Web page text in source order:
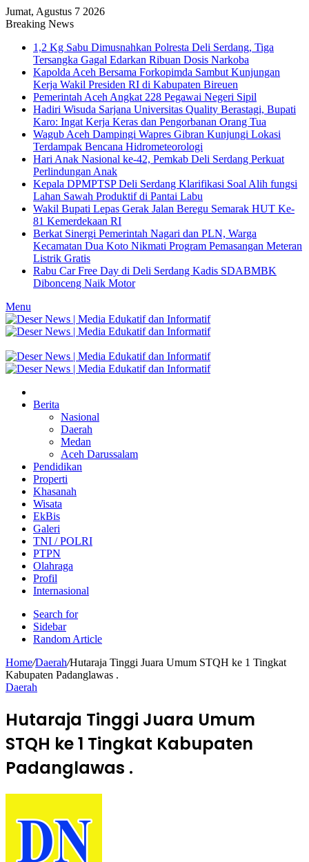
Jumat, Agustus 7 2026
Breaking News
1,2 Kg Sabu Dimusnahkan Polresta Deli Serdang, Tiga
Tersangka Gagal Edarkan Ribuan Dosis Narkoba
Kapolda Aceh Bersama Forkopimda Sambut Kunjungan
Kerja Wakil Presiden RI di Kabupaten Bireuen
Pemerintah Aceh Angkat 228 Pegawai Negeri Sipil
Hadiri Wisuda Sarjana Universitas Quality Berastagi, Bupati
Karo: Ingat Kerja Keras dan Pengorbanan Orang Tua
Wagub Aceh Dampingi Wapres Gibran Kunjungi Lokasi
Terdampak Bencana Hidrometeorologi
Hari Anak Nasional ke-42, Pemkab Deli Serdang Perkuat
Perlindungan Anak
Kepala DPMPTSP Deli Serdang Klarifikasi Soal Alih fungsi
Lahan Sawah Produktif di Pantai Labu
Wakil Bupati Lepas Gerak Jalan Beregu Semarak HUT Ke-
81 Kemerdekaan RI
Berkat Sinergi Pemerintah Nagari dan PLN, Warga
Kecamatan Dua Koto Nikmati Program Pemasangan Meteran
Listrik Gratis
Rabu Car Free Day di Deli Serdang Kadis SDABMBK
Dibonceng Naik Motor
Menu
Berita
Nasional
Daerah
Medan
Aceh Darussalam
Pendidikan
Properti
Khasanah
Wisata
EkBis
Galeri
TNI / POLRI
PTPN
Olahraga
Profil
Internasional
Search for
Sidebar
Random Article
Home/Daerah/Hutaraja Tinggi Juara Umum STQH ke 1 Tingkat
Kabupaten Padanglawas .
Daerah
Hutaraja Tinggi Juara Umum
STQH ke 1 Tingkat Kabupaten
Padanglawas .